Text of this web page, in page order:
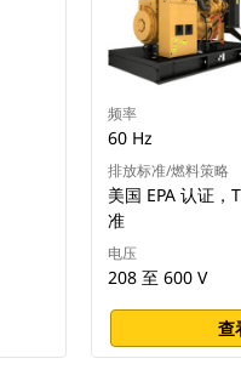
频率
60 Hz
排放标准/燃料策略
美国 EPA 认证
准
电压
208 至 600 V
查